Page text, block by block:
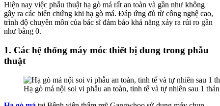
Hiện nay việc phẫu thuật hạ gò má rất an toàn và gần như không
gây ra các biến chứng khi hạ gò má. Đáp ứng đủ từ công nghệ cao,
trình độ chuyên môn của bác sĩ đảm bảo khả năng xảy ra rủi ro gần
như bằng 0.
1. Các hệ thống máy móc thiết bị dung trong phẫu
thuật
Hạ gò má nội soi vi phẫu an toàn, tinh tế và tự nhiên sau 1